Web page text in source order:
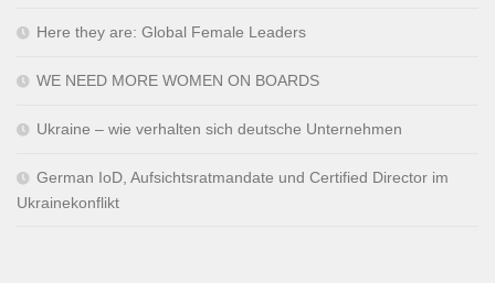
Here they are: Global Female Leaders
WE NEED MORE WOMEN ON BOARDS
Ukraine – wie verhalten sich deutsche Unternehmen
German IoD, Aufsichtsratmandate und Certified Director im
Ukrainekonflikt